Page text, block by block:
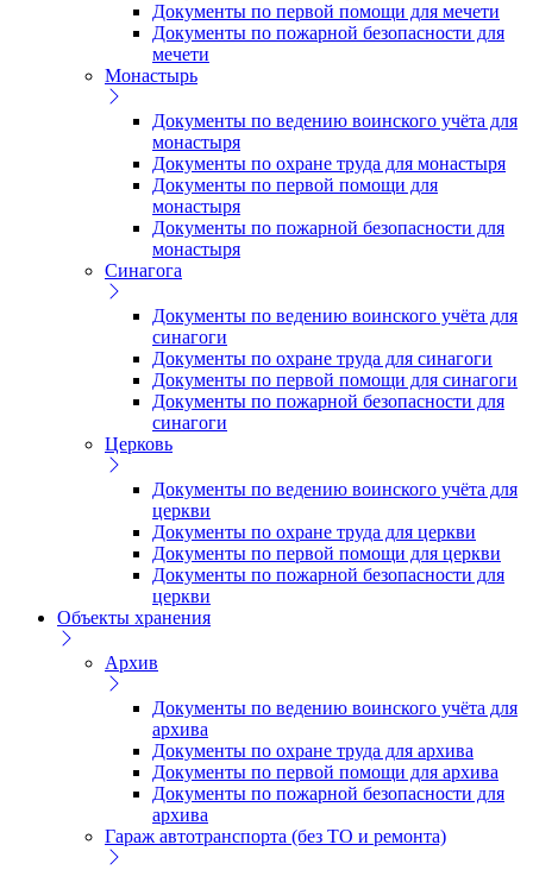
Документы по первой помощи для мечети
Документы по пожарной безопасности для
мечети
Монастырь
Документы по ведению воинского учёта для
монастыря
Документы по охране труда для монастыря
Документы по первой помощи для
монастыря
Документы по пожарной безопасности для
монастыря
Синагога
Документы по ведению воинского учёта для
синагоги
Документы по охране труда для синагоги
Документы по первой помощи для синагоги
Документы по пожарной безопасности для
синагоги
Церковь
Документы по ведению воинского учёта для
церкви
Документы по охране труда для церкви
Документы по первой помощи для церкви
Документы по пожарной безопасности для
церкви
Объекты хранения
Архив
Документы по ведению воинского учёта для
архива
Документы по охране труда для архива
Документы по первой помощи для архива
Документы по пожарной безопасности для
архива
Гараж автотранспорта (без ТО и ремонта)